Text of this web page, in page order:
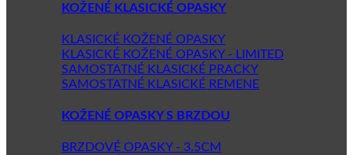
KOŽENÉ KLASICKÉ OPASKY
KLASICKÉ KOŽENÉ OPASKY
KLASICKÉ KOŽENÉ OPASKY - LIMITED
SAMOSTATNÉ KLASICKÉ PRACKY
SAMOSTATNÉ KLASICKÉ REMENE
KOŽENÉ OPASKY S BRZDOU
BRZDOVÉ OPASKY - 3.5CM